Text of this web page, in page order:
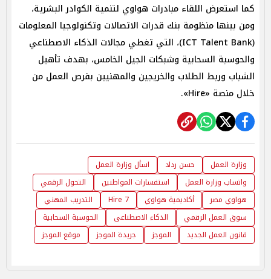
كما استعرض اللقاء مبادرات هواوي لتنمية الكوادر البشرية،
ومن بينها منظومة بنك قدرات الاتصالات وتكنولوجيا المعلومات
(ICT Talent Bank)، التي تغطي مجالات الذكاء الاصطناعي
والحوسبة السحابية وشبكات الجيل الخامس، بهدف تأهيل
الشباب وربط الطلاب والخريجين والمهنيين بفرص العمل من
خلال منصة «Hire».
وزارة العمل حسن رداد
اسأل وزارة العمل
واتساب وزارة العمل
استفسارات المواطنين
التحول الرقمي
هواوي مصر
أكاديمية هواوي Hire 7
التدريب المهني
سوق العمل الرقمي
الذكاء الاصطناعى
الحوسبة السحابية
قانون العمل الجديد
الموجز جريدة الموجز موقع الموجز